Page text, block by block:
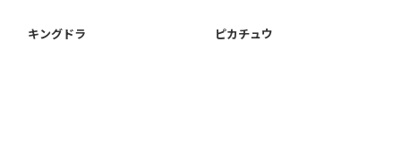
キングドラ ピカチュウ